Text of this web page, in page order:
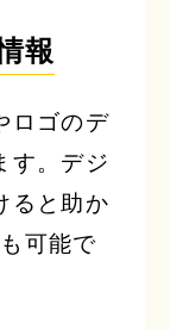
報
ロゴのデ
す。デジ
ると助か
可能で